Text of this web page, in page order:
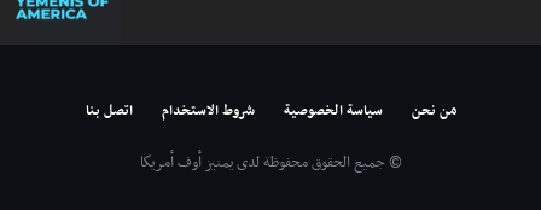
من نحن سياسة الخصوصية شروط الاستخدام اتصل بنا
© جميع الحقوق محفوظة لدى يمنيز أوف أمريكا